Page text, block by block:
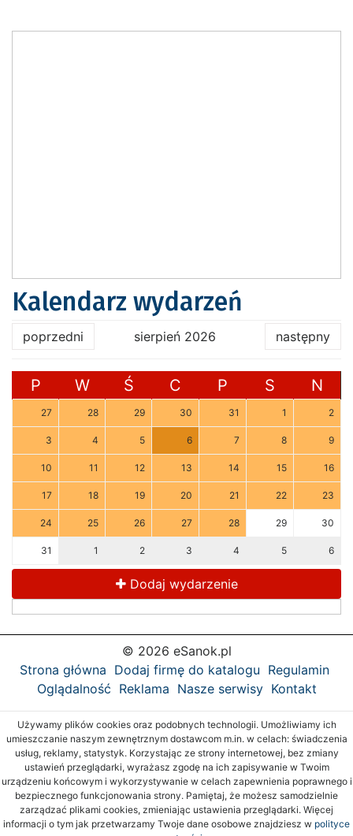
Kalendarz wydarzeń
poprzedni sierpień 2026 następny
P W Ś C P S N
27 28 29 30 31 1 2
3 4 5 6 7 8 9
10 11 12 13 14 15 16
17 18 19 20 21 22 23
24 25 26 27 28 29 30
31 1 2 3 4 5 6
Dodaj wydarzenie
© 2026 eSanok.pl
Strona główna Dodaj firmę do katalogu Regulamin
Oglądalność Reklama Nasze serwisy Kontakt
Używamy plików cookies oraz podobnych technologii. Umożliwiamy ich
umieszczanie naszym zewnętrznym dostawcom m.in. w celach: świadczenia
usług, reklamy, statystyk. Korzystając ze strony internetowej, bez zmiany
ustawień przeglądarki, wyrażasz zgodę na ich zapisywanie w Twoim
urządzeniu końcowym i wykorzystywanie w celach zapewnienia poprawnego i
bezpiecznego funkcjonowania strony. Pamiętaj, że możesz samodzielnie
zarządzać plikami cookies, zmieniając ustawienia przeglądarki. Więcej
informacji o tym jak przetwarzamy Twoje dane osobowe znajdziesz w polityce